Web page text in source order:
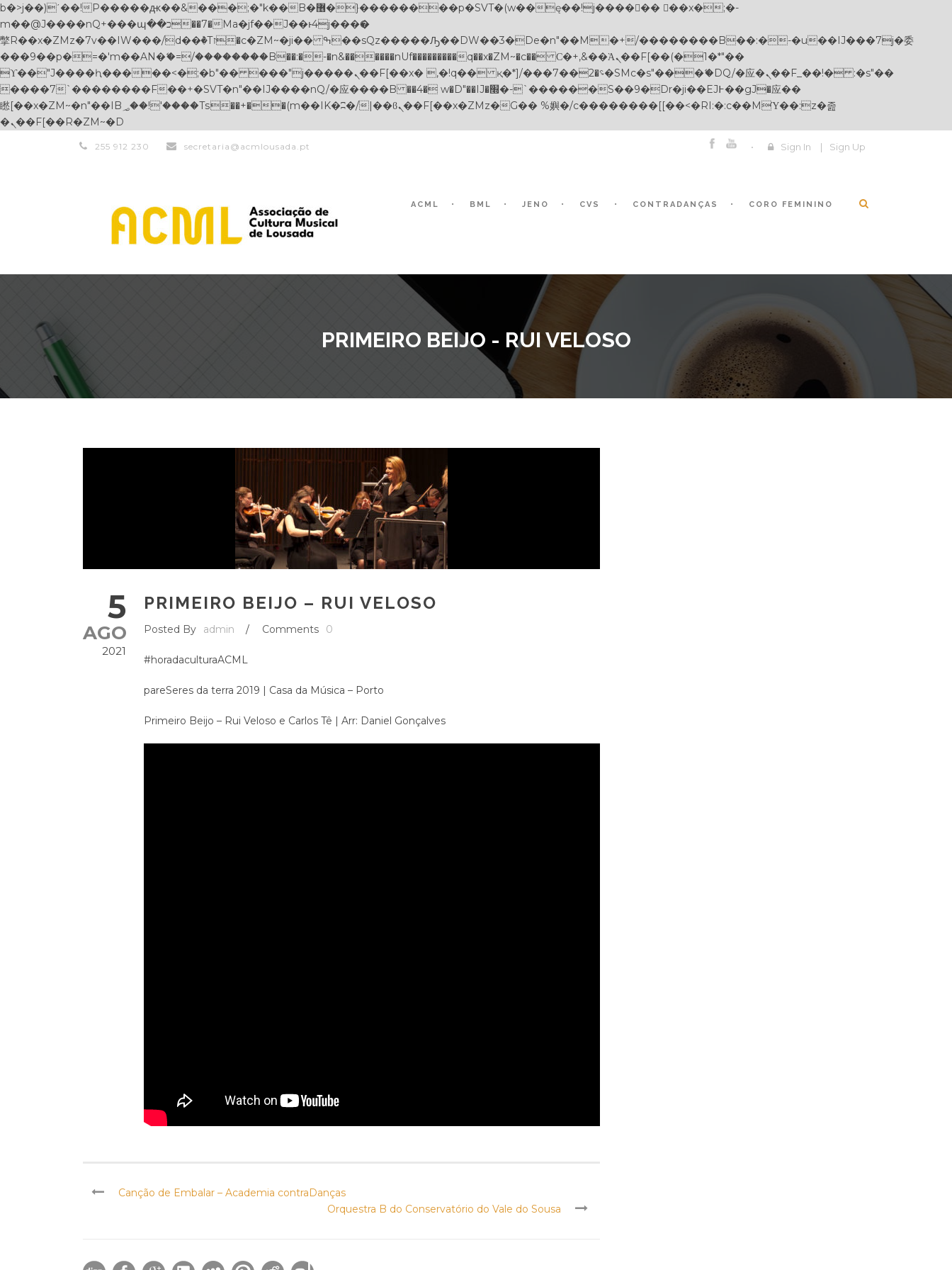
b�>j��)΄��!P�����ԫ��&���;�"k��B�޶�}��������p�SVT�(w��ę��!j������ ��x�;�-
m��@J����nQ+���պ��כ��7�Ma�jf��J��ͱ4j���Ѳ�
撆R��x�ZMz�7v��IW���/d��ٞ�Тז�c�ZM~�ji�� ߒ��sQz�����Ԡ��DW��3�De�n"��M�+/��������B��:�-�u��IJ���7j�委
���9��p�=�'m��AN�ޭ�=/��������B��:�-�n&������nUf���������q��x�ZM~�c�� Ϲ�+,&��Ὰܢ��F[��(�1�*"��
ϒ��"J����ԧ�����<�;�b"�� ���"j�����ܢ��F[��x� ,�!q�� қ�*]/���؝�2��7�SMc�s"���ޭ�DQ/�应�ܢ��F_��!� :�s"��
����7`��������F��+�SVT�n"��IJ����nQ/�应����B ��4� w�D"��IJ�׭�-`������S��9�Dr�ji��EJ߅��gJ�应��
矁[��x�ZM~�n"��IB؃��!'����Тѕ��+��(m��IK�ʭ�/|��ϐܢ��F[��x�ZMz�G�� %嬩�/c��������[[��<�RI:�:c��MΎ��:z�졾
�ܢ��F[��R�ZM~�D
255 912 230 secretaria@acmlousada.pt Sign In | Sign Up
ACML BML JENO CVS CONTRADANÇAS CORO FEMININO
PRIMEIRO BEIJO - RUI VELOSO
5
AGO
2021
PRIMEIRO BEIJO – RUI VELOSO
Posted By admin / Comments 0
#horadaculturaACML
pareSeres da terra 2019 | Casa da Música – Porto
Primeiro Beijo – Rui Veloso e Carlos Tê | Arr: Daniel Gonçalves
Canção de Embalar – Academia contraDanças
Orquestra B do Conservatório do Vale do Sousa